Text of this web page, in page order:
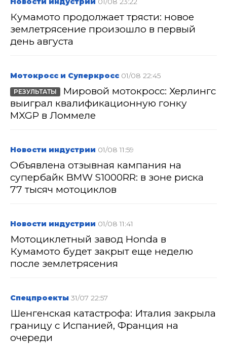
Кумамото продолжает трясти: новое
землетрясение произошло в первый
день августа
Мотокросс и Суперкросс 01/08 22:45
РЕЗУЛЬТАТЫ
Мировой мотокросс: Херлингс
выиграл квалификационную гонку
MXGP в Ломмеле
Новости индустрии 01/08 11:59
Объявлена отзывная кампания на
супербайк BMW S1000RR: в зоне риска
77 тысяч мотоциклов
Новости индустрии 01/08 11:41
Мотоциклетный завод Honda в
Кумамото будет закрыт еще неделю
после землетрясения
Спецпроекты 31/07 22:57
Шенгенская катастрофа: Италия закрыла
границу с Испанией, Франция на
очереди